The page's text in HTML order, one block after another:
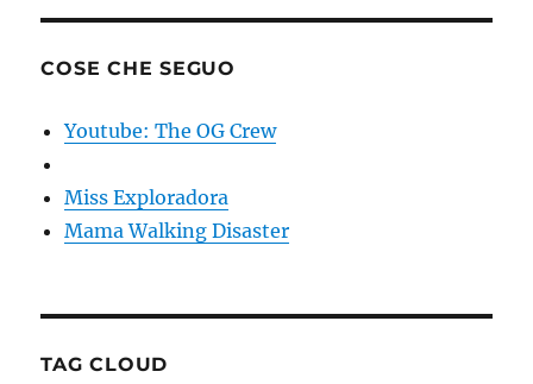
COSE CHE SEGUO
Youtube: The OG Crew
Miss Exploradora
Mama Walking Disaster
TAG CLOUD